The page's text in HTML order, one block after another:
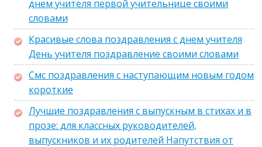
днем учителя первой учительнице своими
словами
Красивые слова поздравления с днем учителя
День учителя поздравление своими словами
Смс поздравления с наступающим новым годом
короткие
Лучшие поздравления с выпускным в стихах и в
прозе: для классных руководителей,
выпускников и их родителей Напутствия от